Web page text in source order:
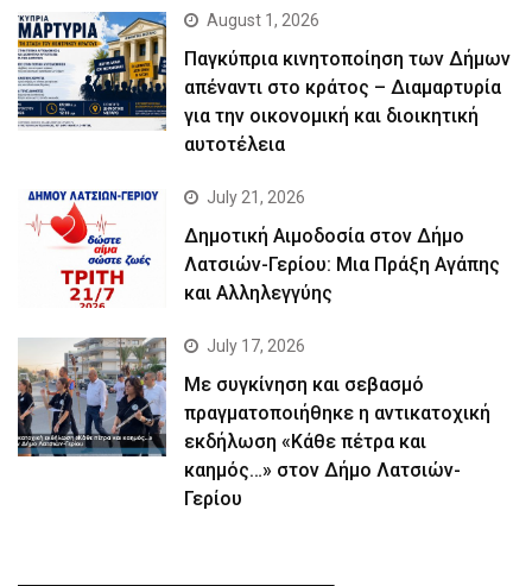
August 1, 2026
Παγκύπρια κινητοποίηση των Δήμων
απέναντι στο κράτος – Διαμαρτυρία
για την οικονομική και διοικητική
αυτοτέλεια
July 21, 2026
Δημοτική Αιμοδοσία στον Δήμο
Λατσιών-Γερίου: Μια Πράξη Αγάπης
και Αλληλεγγύης
July 17, 2026
Με συγκίνηση και σεβασμό
πραγματοποιήθηκε η αντικατοχική
εκδήλωση «Κάθε πέτρα και
καημός…» στον Δήμο Λατσιών-
Γερίου